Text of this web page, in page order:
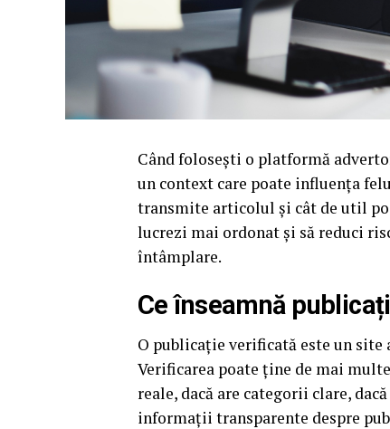
Când folosești o platformă
un context care poate influența
transmite articolul și cât de util
lucrezi mai ordonat și să reduci
întâmplare.
Ce înseamnă
O publicație verificată este un
Verificarea poate ține de mai
reale, dacă are categorii clare,
informații transparente despre